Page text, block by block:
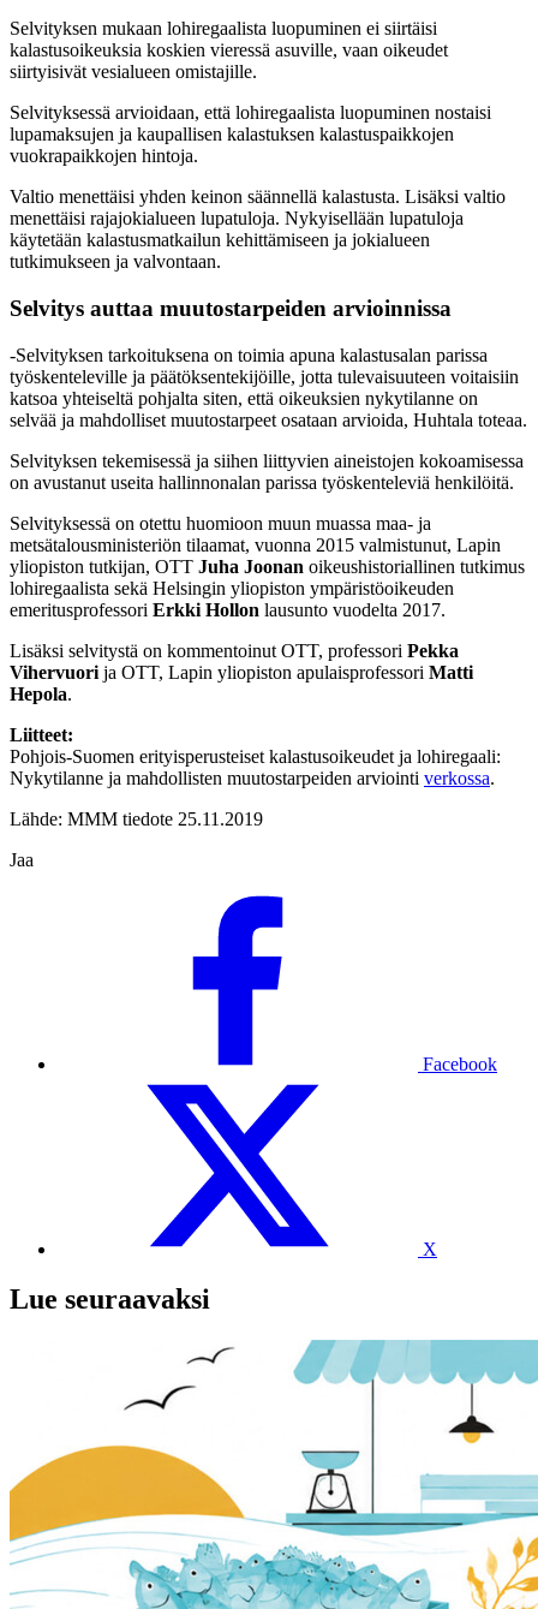
Selvityksen mukaan lohiregaalista luopuminen ei siirtäisi
kalastusoikeuksia koskien vieressä asuville, vaan oikeudet
siirtyisivät vesialueen omistajille.
Selvityksessä arvioidaan, että lohiregaalista luopuminen nostaisi
lupamaksujen ja kaupallisen kalastuksen kalastuspaikkojen
vuokrapaikkojen hintoja.
Valtio menettäisi yhden keinon säännellä kalastusta. Lisäksi valtio
menettäisi rajajokialueen lupatuloja. Nykyisellään lupatuloja
käytetään kalastusmatkailun kehittämiseen ja jokialueen
tutkimukseen ja valvontaan.
Selvitys auttaa muutostarpeiden arvioinnissa
-Selvityksen tarkoituksena on toimia apuna kalastusalan parissa
työskenteleville ja päätöksentekijöille, jotta tulevaisuuteen voitaisiin
katsoa yhteiseltä pohjalta siten, että oikeuksien nykytilanne on
selvää ja mahdolliset muutostarpeet osataan arvioida, Huhtala toteaa.
Selvityksen tekemisessä ja siihen liittyvien aineistojen kokoamisessa
on avustanut useita hallinnonalan parissa työskenteleviä henkilöitä.
Selvityksessä on otettu huomioon muun muassa maa- ja
metsätalousministeriön tilaamat, vuonna 2015 valmistunut, Lapin
yliopiston tutkijan, OTT Juha Joonan oikeushistoriallinen tutkimus
lohiregaalista sekä Helsingin yliopiston ympäristöoikeuden
emeritusprofessori Erkki Hollon lausunto vuodelta 2017.
Lisäksi selvitystä on kommentoi­nut OTT, professori Pekka
Vihervuori ja OTT, Lapin yliopiston apulaisprofessori Matti
Hepola.
Liitteet:
Pohjois-Suomen erityisperusteiset kalastusoikeudet ja lohiregaali:
Nykytilanne ja mahdollisten muutostarpeiden arviointi verkossa.
Lähde: MMM tiedote 25.11.2019
Jaa
Facebook
X
Lue seuraavaksi